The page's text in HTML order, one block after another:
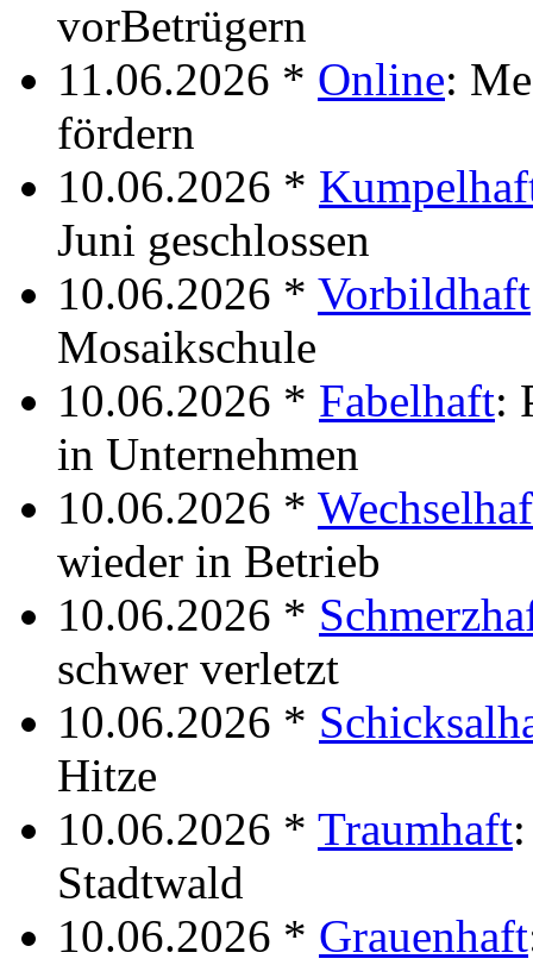
vorBetrügern
11.06.2026 * Online:
fördern
10.06.2026 *
Juni geschlossen
10.06.2026 * Vorbildhaft
Mosaikschule
10.06.2026 * Fabelhaft:
in Unternehmen
10.06.2026 *
wieder in Betrieb
10.06.2026 *
schwer verletzt
10.06.2026 *
Hitze
10.06.2026 * Traumhaft
Stadtwald
10.06.2026 * Grauenhaft